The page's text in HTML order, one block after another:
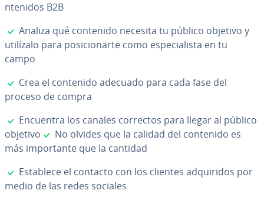
n­te­ni­dos B2B
✓
Analiza qué contenido necesita tu público objetivo y
utilízalo para po­si­cio­nar­te como es­pe­cia­li­s­ta en tu
campo
✓
Crea el contenido adecuado para cada fase del
proceso de compra
✓
Encuentra los canales correctos para llegar al público
objetivo
✓
No olvides que la calidad del contenido es
más im­po­r­ta­n­te que la cantidad
✓
Establece el contacto con los clientes ad­qui­ri­dos por
medio de las redes sociales